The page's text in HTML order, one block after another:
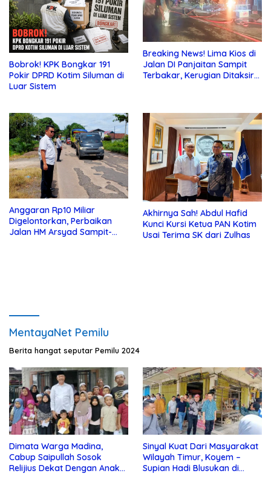
Bobrok! KPK Bongkar 191
Pokir DPRD Kotim Siluman di
Luar Sistem
Breaking News! Lima Kios di
Jalan DI Panjaitan Sampit
Terbakar, Kerugian Ditaksir
Anggaran Rp10 Miliar
Digelontorkan, Perbaikan
Jalan HM Arsyad Sampit-
Akhirnya Sah! Abdul Hafid
Kunci Kursi Ketua PAN Kotim
Usai Terima SK dari Zulhas
MentayaNet Pemilu
Berita hangat seputar Pemilu 2024
Dimata Warga Madina,
Cabup Saipullah Sosok
Relijius Dekat Dengan Anak
Sinyal Kuat Dari Masyarakat
Wilayah Timur, Koyem –
Supian Hadi Blusukan di